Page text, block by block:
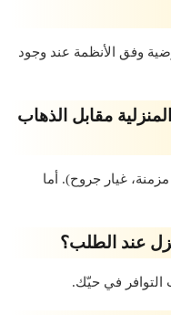
وفق الأنظمة عند وجود
المنزلية مقابل الذهاب
غيار جروح). أما
في حيّك.